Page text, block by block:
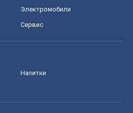
Электромобили
Сервис
Напитки